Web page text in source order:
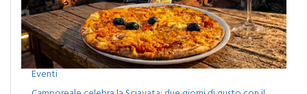
Eventi